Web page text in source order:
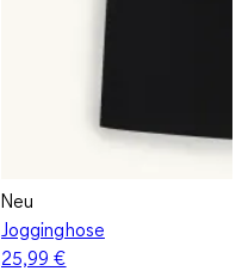
Neu
Jogginghose
25,99 €